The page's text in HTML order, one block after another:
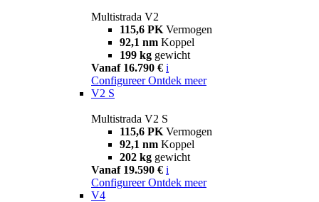
Multistrada V2
115,6 PK Vermogen
92,1 nm Koppel
199 kg gewicht
Vanaf 16.790 € i
Configureer Ontdek meer
V2 S
Multistrada V2 S
115,6 PK Vermogen
92,1 nm Koppel
202 kg gewicht
Vanaf 19.590 € i
Configureer Ontdek meer
V4